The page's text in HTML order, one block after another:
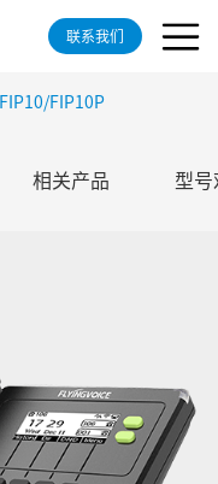
联系我们
FIP10/FIP10P
相关产品 型号